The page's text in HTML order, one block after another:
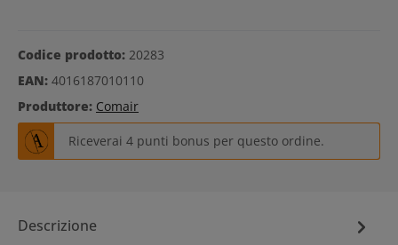
Codice prodotto: 20283
EAN: 4016187010110
Produttore: Comair
Riceverai 4 punti bonus per questo ordine.
Descrizione